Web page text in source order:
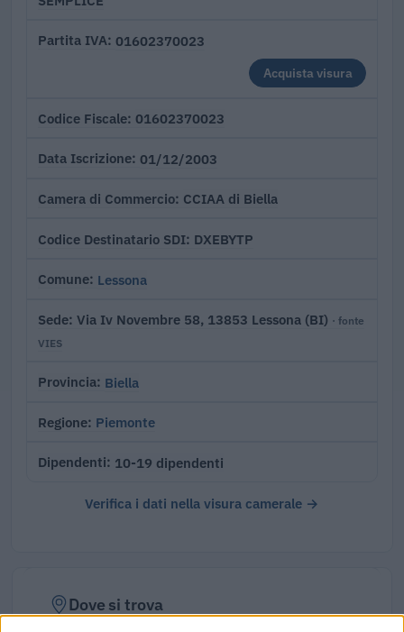
Partita IVA 01602370023
Acquista visura
Codice Fiscale 01602370023
Data Iscrizione 01/12/2003
Camera di Commercio CCIAA di Biella
Codice Destinatario SDI DXEBYTP
Comune Lessona
Sede Via Iv Novembre 58, 13853 Lessona (BI) · fonte
VIES
Provincia Biella
Regione Piemonte
Dipendenti 10-19 dipendenti
Verifica i dati nella visura camerale →
Dove si trova